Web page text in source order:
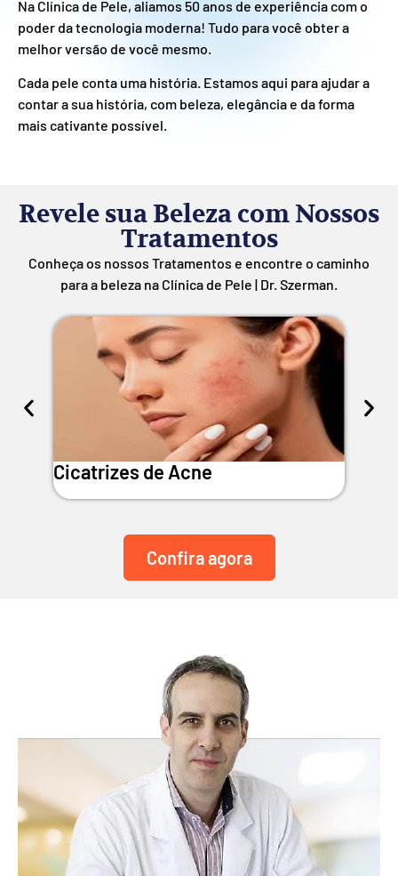
Na Clínica de Pele, aliamos 50 anos de experiência com o
poder da tecnologia moderna! Tudo para você obter a
melhor versão de você mesmo.
Cada pele conta uma história. Estamos aqui para ajudar a
contar a sua história, com beleza, elegância e da forma
mais cativante possível.
Revele sua Beleza com Nossos
Tratamentos
Conheça os nossos Tratamentos e encontre o caminho
para a beleza na Clínica de Pele | Dr. Szerman.
Cicatrizes de Acne
Confira agora